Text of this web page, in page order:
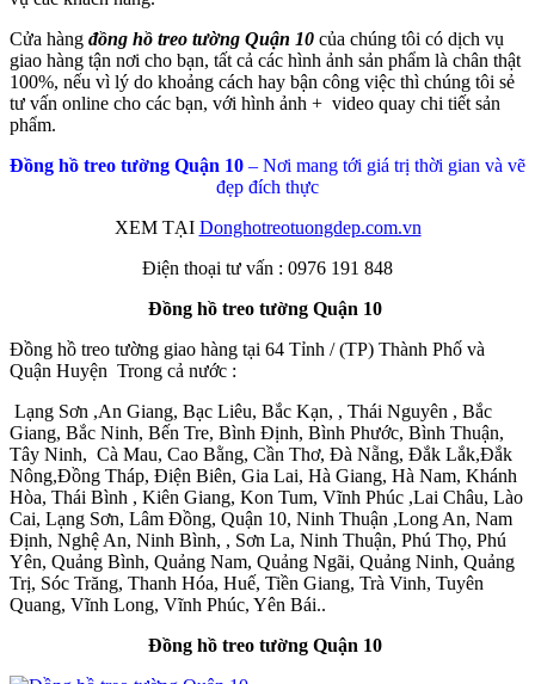
Cửa hàng đồng hồ treo tường Quận 10 của chúng tôi có dịch vụ
giao hàng tận nơi cho bạn, tất cả các hình ảnh sản phẩm là chân thật
100%, nếu vì lý do khoảng cách hay bận công việc thì chúng tôi sẻ
tư vấn online cho các bạn, với hình ảnh + video quay chi tiết sản
phẩm.
Đồng hồ treo tường Quận 10 – Nơi mang tới giá trị thời gian và vẽ
đẹp đích thực
XEM TẠI Donghotreotuongdep.com.vn
Điện thoại tư vấn : 0976 191 848
Đồng hồ treo tường Quận 10
Đồng hồ treo tường giao hàng tại 64 Tỉnh / (TP) Thành Phố và
Quận Huyện Trong cả nước :
Lạng Sơn ,An Giang, Bạc Liêu, Bắc Kạn, , Thái Nguyên , Bắc
Giang, Bắc Ninh, Bến Tre, Bình Định, Bình Phước, Bình Thuận,
Tây Ninh, Cà Mau, Cao Bằng, Cần Thơ, Đà Nẵng, Đắk Lắk,Đắk
Nông,Đồng Tháp, Điện Biên, Gia Lai, Hà Giang, Hà Nam, Khánh
Hòa, Thái Bình , Kiên Giang, Kon Tum, Vĩnh Phúc ,Lai Châu, Lào
Cai, Lạng Sơn, Lâm Đồng, Quận 10, Ninh Thuận ,Long An, Nam
Định, Nghệ An, Ninh Bình, , Sơn La, Ninh Thuận, Phú Thọ, Phú
Yên, Quảng Bình, Quảng Nam, Quảng Ngãi, Quảng Ninh, Quảng
Trị, Sóc Trăng, Thanh Hóa, Huế, Tiền Giang, Trà Vinh, Tuyên
Quang, Vĩnh Long, Vĩnh Phúc, Yên Bái..
Đồng hồ treo tường Quận 10